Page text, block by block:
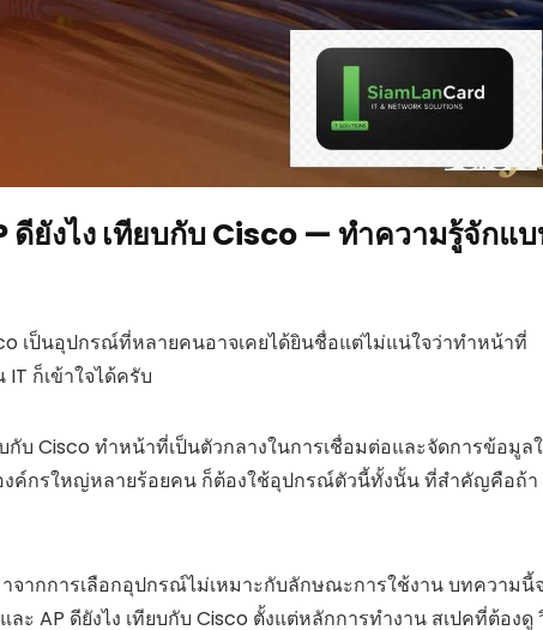
ยังไง เทียบกับ Cisco — ทำความรู้จักแ
เป็นอุปกรณ์ที่หลายคนอาจเคยได้ยินชื่อแต่ไม่แน่ใจว่าทำหน้าที่
ก็เข้าใจได้ครับ
กับ Cisco ทำหน้าที่เป็นตัวกลางในการเชื่อมต่อและจัดการข้อมูล
งค์กรใหญ่หลายร้อยคน ก็ต้องใช้อุปกรณ์ตัวนี้ทั้งนั้น ที่สำคัญคือถ้า
ากการเลือกอุปกรณ์ไม่เหมาะกับลักษณะการใช้งาน บทความนี้
AP ดียังไง เทียบกับ Cisco ตั้งแต่หลักการทำงาน สเปคที่ต้องดู